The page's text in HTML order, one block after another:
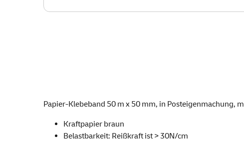
Papier-Klebeband 50 m x 50 mm, in Posteigenmachung,
Kraftpapier braun
Belastbarkeit: Reißkraft ist > 30N/cm